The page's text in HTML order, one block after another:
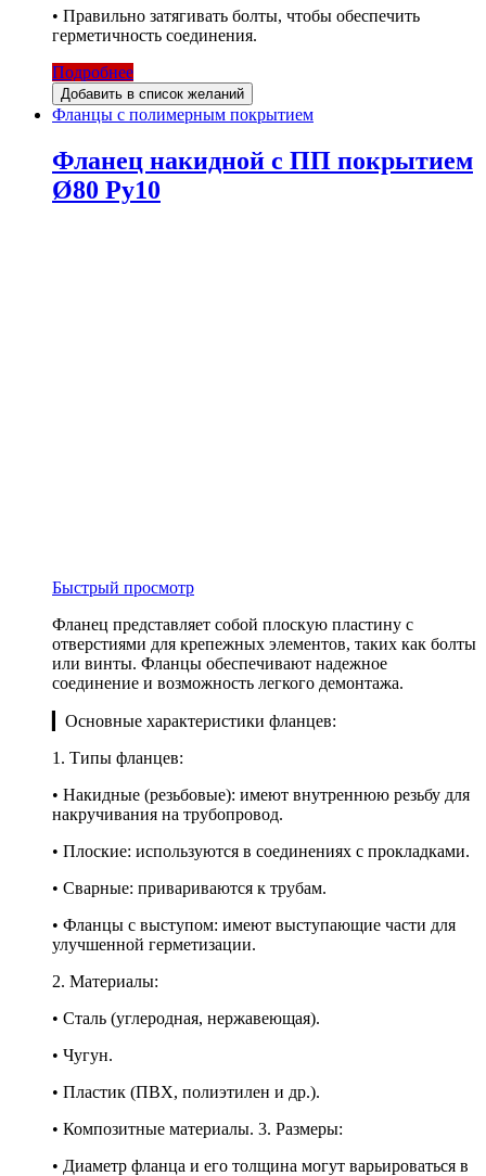
• Правильно затягивать болты, чтобы обеспечить
герметичность соединения.
Подробнее
Добавить в список желаний
Фланцы с полимерным покрытием
Фланец накидной с ПП покрытием
Ø80 Ру10
Быстрый просмотр
Фланец представляет собой плоскую пластину с
отверстиями для крепежных элементов, таких как болты
или винты. Фланцы обеспечивают надежное
соединение и возможность легкого демонтажа.
▎Основные характеристики фланцев:
1. Типы фланцев:
• Накидные (резьбовые): имеют внутреннюю резьбу для
накручивания на трубопровод.
• Плоские: используются в соединениях с прокладками.
• Сварные: привариваются к трубам.
• Фланцы с выступом: имеют выступающие части для
улучшенной герметизации.
2. Материалы:
• Сталь (углеродная, нержавеющая).
• Чугун.
• Пластик (ПВХ, полиэтилен и др.).
• Композитные материалы. 3. Размеры:
• Диаметр фланца и его толщина могут варьироваться в